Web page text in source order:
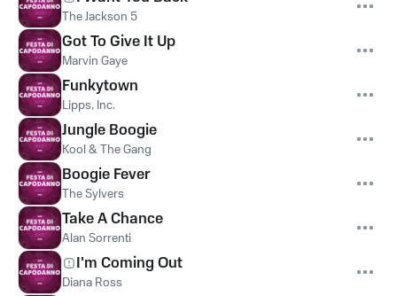
The Jackson 5
Got To Give It Up
Marvin Gaye
Funkytown
Lipps, Inc.
Jungle Boogie
Kool & The Gang
Boogie Fever
The Sylvers
Take A Chance
Alan Sorrenti
I'm Coming Out
Diana Ross